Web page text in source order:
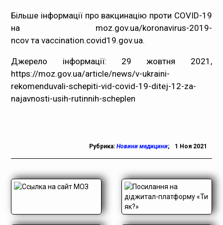
Більше інформації про вакцинацію проти COVID-19
на moz.gov.ua/koronavirus-2019-
ncov таvaccination.covid19.gov.ua.
Джерело інформації: 29 жовтня 2021,
https://moz.gov.ua/article/news/v-ukraini-
rekomenduvali-schepiti-vid-covid-19-ditej-12-za-
najavnosti-usih-rutinnih-scheplen
Рубрика: Новини медицини; 1 Ноя 2021